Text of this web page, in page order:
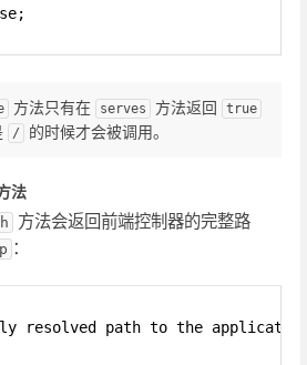
方法只有在 serves 方法返回 true
/ 的时候才会被调用。
法
方法会返回前端控制器的完整路
：
resolved path to the